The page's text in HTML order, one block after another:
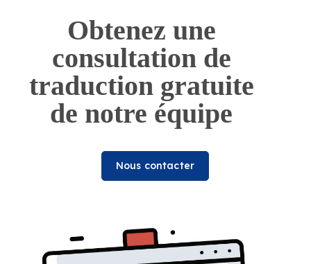
Obtenez une
consultation de
traduction gratuite
de notre équipe
Nous contacter